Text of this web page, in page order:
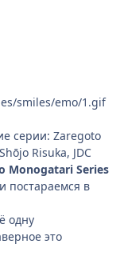
smiles/emo/1.gif
серии: Zaregoto
Risuka, JDC
Monogatari Series
постараемся в
одну
это